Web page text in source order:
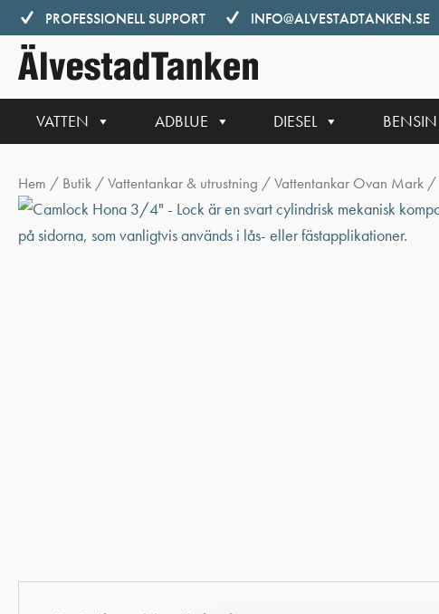
Hoppa
till
innehåll
PROFESSIONELL SUPPORT INFO@ALVESTADTANKEN.SE
VATTEN ADBLUE DIESEL BENSIN
Hem / Butik /Vattentankar & utrustning /Vattentankar Ovan Mark /